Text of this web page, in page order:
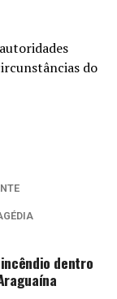
do
dentro